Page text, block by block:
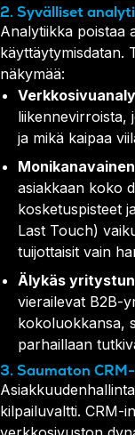
2. Syvälliset
Analytiikka poistaa
käyttäytymisdatan.
näkymää:
liikennevirroista,
ja mikä kaipaa
asiakkaan koko
kosketuspisteet
Last Touch)
tuijottaisit vain
Älykäs
vierailevat B2B-
kokoluokkansa,
parhaillaan
3. Saumaton
kilpailuvaltti. CRM-